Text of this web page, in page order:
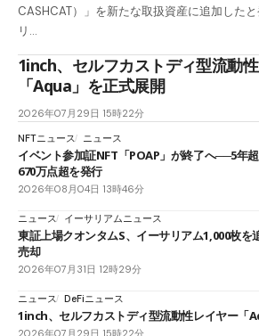
CASHCAT）」を新たな取扱資産に追加した
リ…
1inch、セルフカストディ型流動
「Aqua」を正式展開
2026年07月29日 15時22分
NFTニュース
ニュース
イベント参加証NFT「POAP」が終了へ──5年
670万点超を発行
2026年08月04日 13時46分
ニュース イーサリアムニュース
東証上場クオンタムS、イーサリアム1,000枚を
売却
2026年07月31日 12時29分
ニュース DeFiニュース
1inch、セルフカストディ型流動性レイヤー「
2026年07月29日 15時22分